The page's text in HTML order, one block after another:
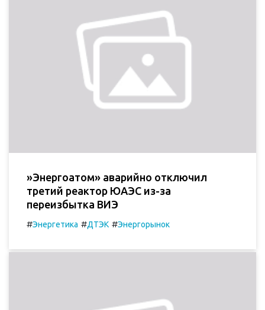
»Энергоатом» аварийно отключил
третий реактор ЮАЭС из-за
переизбытка ВИЭ
#Энергетика #ДТЭК #Энергорынок